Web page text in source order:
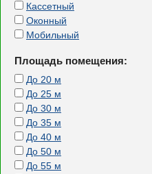
Кассетный
Оконный
Мобильный
Площадь помещения:
До 20 м
До 25 м
До 30 м
До 35 м
До 40 м
До 50 м
До 55 м